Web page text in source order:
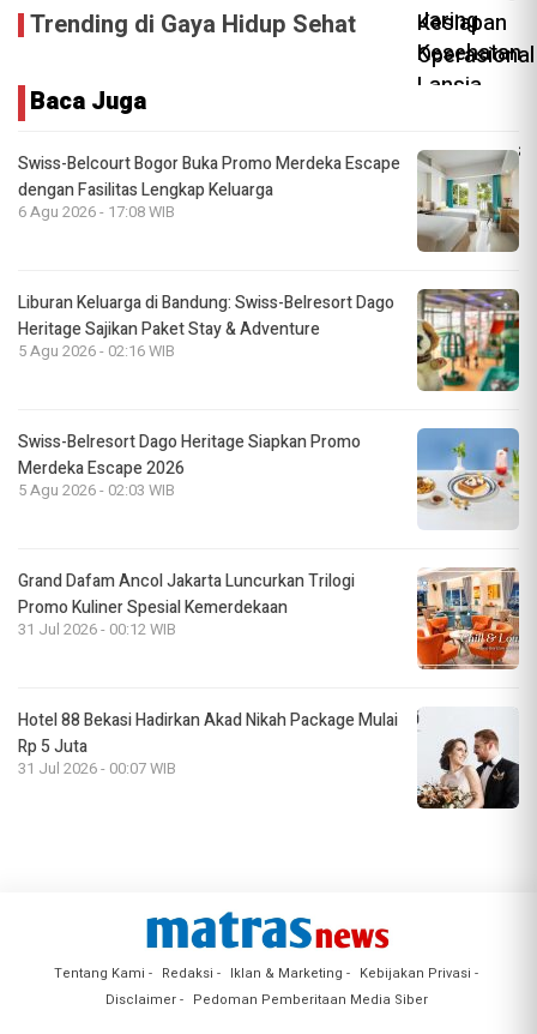
Trending di Gaya Hidup Sehat
Baca Juga
Swiss-Belcourt Bogor Buka Promo Merdeka Escape
dengan Fasilitas Lengkap Keluarga
6 Agu 2026 - 17:08 WIB
Liburan Keluarga di Bandung: Swiss-Belresort Dago
Heritage Sajikan Paket Stay & Adventure
5 Agu 2026 - 02:16 WIB
Swiss-Belresort Dago Heritage Siapkan Promo
Merdeka Escape 2026
5 Agu 2026 - 02:03 WIB
Grand Dafam Ancol Jakarta Luncurkan Trilogi
Promo Kuliner Spesial Kemerdekaan
31 Jul 2026 - 00:12 WIB
Hotel 88 Bekasi Hadirkan Akad Nikah Package Mulai
Rp 5 Juta
31 Jul 2026 - 00:07 WIB
Tentang Kami Redaksi Iklan & Marketing
Kebijakan Privasi
Disclaimer
Pedoman Pemberitaan Media Siber